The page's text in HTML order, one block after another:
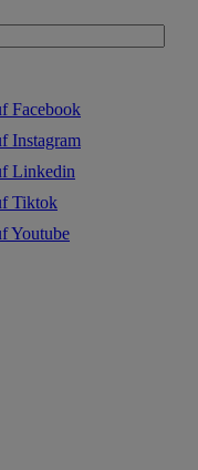
Facebook
Instagram
Linkedin
Tiktok
Youtube